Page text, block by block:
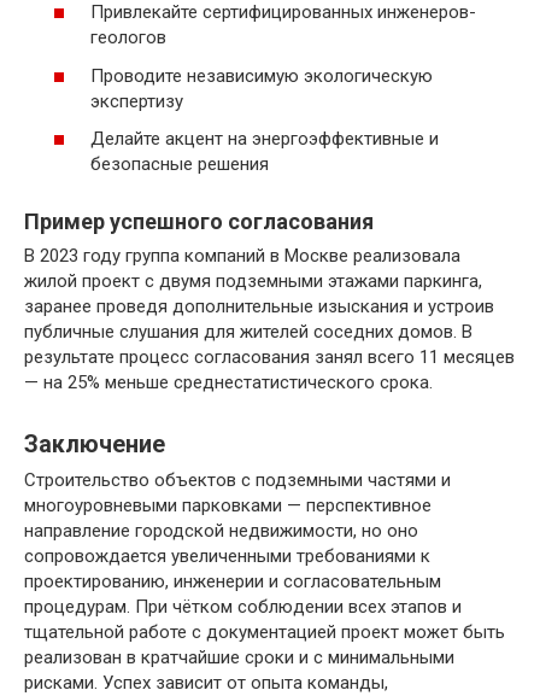
Привлекайте сертифицированных инженеров-
геологов
Проводите независимую экологическую
экспертизу
Делайте акцент на энергоэффективные и
безопасные решения
Пример успешного согласования
В 2023 году группа компаний в Москве реализовала
жилой проект с двумя подземными этажами паркинга,
заранее проведя дополнительные изыскания и устроив
публичные слушания для жителей соседних домов. В
результате процесс согласования занял всего 11 месяцев
— на 25% меньше среднестатистического срока.
Заключение
Строительство объектов с подземными частями и
многоуровневыми парковками — перспективное
направление городской недвижимости, но оно
сопровождается увеличенными требованиями к
проектированию, инженерии и согласовательным
процедурам. При чётком соблюдении всех этапов и
тщательной работе с документацией проект может быть
реализован в кратчайшие сроки и с минимальными
рисками. Успех зависит от опыта команды,